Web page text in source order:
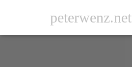
peterwenz.net